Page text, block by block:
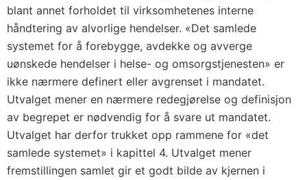
blant annet forholdet til virksomhetenes interne
håndtering av alvorlige hendelser. «Det samlede
systemet for å forebygge, avdekke og avverge
uønskede hendelser i helse- og omsorgstjenesten» er
ikke nærmere definert eller avgrenset i mandatet.
Utvalget mener en nærmere redegjørelse og definisjon
av begrepet er nødvendig for å svare ut mandatet.
Utvalget har derfor trukket opp rammene for «det
samlede systemet» i kapittel 4. Utvalget mener
fremstillingen samlet gir et godt bilde av kjernen i